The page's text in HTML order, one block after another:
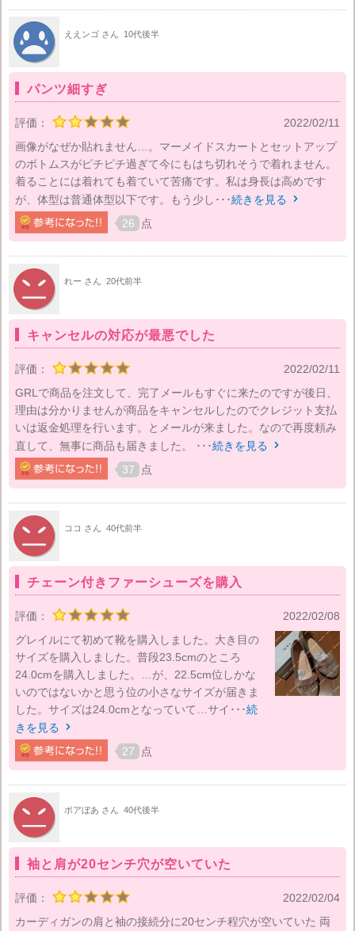
ええンゴ さん 10代後半
パンツ細すぎ
評価：
2022/02/11
画像がなぜか貼れません…。マーメイドスカートとセットアップ
のボトムスがピチピチ過ぎて今にもはち切れそうで着れません。
着ることには着れても着ていて苦痛です。私は身長は高めです
が、体型は普通体型以下です。もう少し･･･続きを見る 
26 点
れー さん 20代前半
キャンセルの対応が最悪でした
評価：
2022/02/11
GRLで商品を注文して、完了メールもすぐに来たのですが後日、
理由は分かりませんが商品をキャンセルしたのでクレジット支払
いは返金処理を行います。とメールが来ました。なので再度頼み
直して、無事に商品も届きました。 ･･･続きを見る 
37 点
ココ さん 40代前半
チェーン付きファーシューズを購入
評価：
2022/02/08
グレイルにて初めて靴を購入しました。大き目の
サイズを購入しました。普段23.5cmのところ
24.0cmを購入しました。…が、22.5cm位しかな
いのではないかと思う位の小さなサイズが届きま
した。サイズは24.0cmとなっていて…サイ･･･続
きを見る

27 点
ボアぼあ さん 40代後半
袖と肩が20センチ穴が空いていた
評価：
2022/02/04
カーディガンの肩と袖の接続分に20センチ程穴が空いていた 両